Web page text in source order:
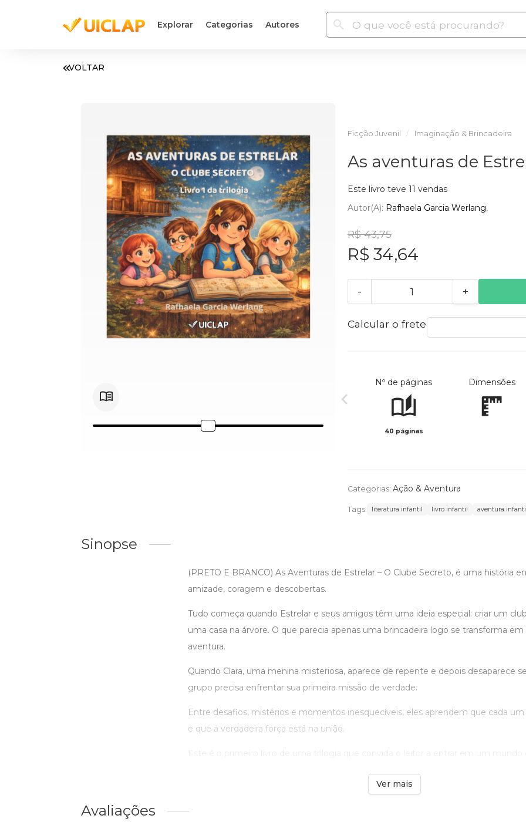
Explorar Categorias Autores
VOLTAR
Ficção Juvenil Imaginação & Brincadeira
As aventuras de
Este livro teve 11 vendas
Autor(a): Rafhaela Garcia Werlang
R$ 43,75
R$ 34,64
- +
Calcular o frete
Nº de páginas
40 páginas
Dimensões
Categorias: Ação & Aventura
Tags: literatura infantil livro infantil aventura infantil
Sinopse
(PRETO E BRANCO) As Aventuras de Estrelar – O Clube Secreto, é uma história
amizade, coragem e descobertas.
Tudo começa quando Estrelar e seus amigos têm uma ideia especial: criar um
uma casa na árvore. O que parecia apenas uma brincadeira logo se transforma
aventura.
Quando Clara, uma menina misteriosa, aparece de repente e depois desaparece
grupo precisa enfrentar sua primeira missão de verdade.
Entre desafios, mistérios e momentos inesquecíveis, eles aprendem que cada um
e que a verdadeira força está na união.
Ver mais
Avaliações